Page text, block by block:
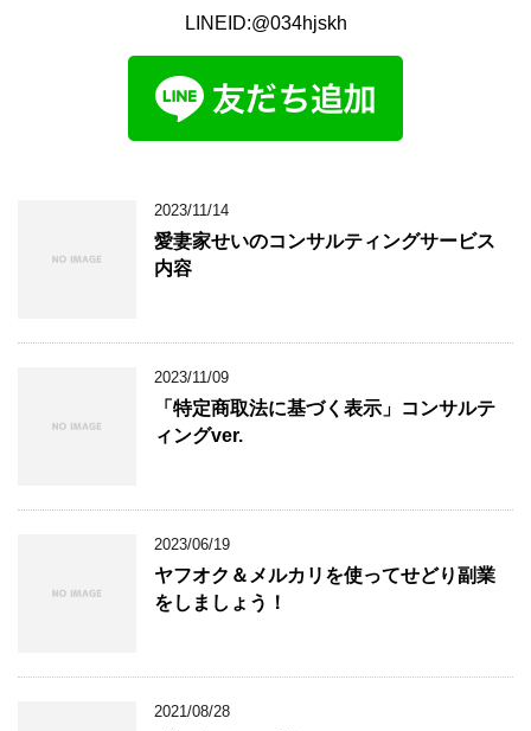
LINEID:@034hjskh
2023/11/14
愛妻家せいのコンサルティングサービス
内容
2023/11/09
「特定商取法に基づく表示」コンサルテ
ィングver.
2023/06/19
ヤフオク＆メルカリを使ってせどり副業
をしましょう！
2021/08/28